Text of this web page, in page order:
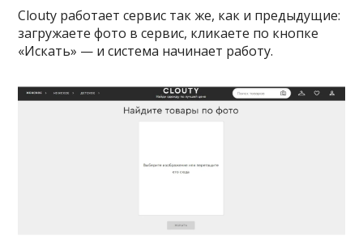
Clouty работает сервис так же, как и предыдущие:
загружаете фото в сервис, кликаете по кнопке
«Искать» — и система начинает работу.